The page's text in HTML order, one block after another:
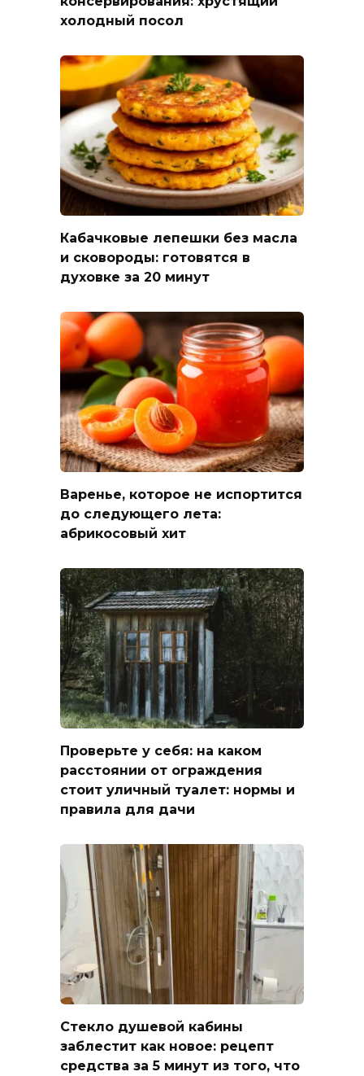
холодный посол
Кабачковые лепешки без масла
и сковороды: готовятся в
духовке за 20 минут
Варенье, которое не испортится
до следующего лета:
абрикосовый хит
Проверьте у себя: на каком
расстоянии от ограждения
стоит уличный туалет: нормы и
правила для дачи
Стекло душевой кабины
заблестит как новое: рецепт
средства за 5 минут из того, что